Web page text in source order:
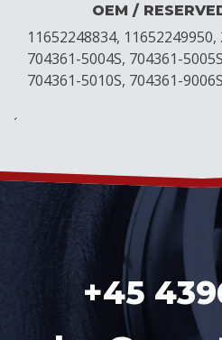
OEM /
11652248834,
704361-5004S, 704361-
704361-5010S, 704361-
´
+45